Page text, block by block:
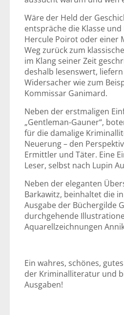
Wäre der Held der
entspräche die Klasse
Hercule Poirot oder einer
Weg zurück zum
im Klang seiner Zeit
deshalb lesenswert,
Widersacher wie zum
Kommissar Ganimard.
Neben der erstmaligen
„Gentleman-Gauner“,
für die damalige
Neuerung – den
Ermittler und Täter. Eine
Leser, selbst nach Lupin
Neben der eleganten
Barkawitz, beinhaltet die
Ausgabe der Büchergilde
durchgehende
Aquarellzeichnungen
Ein wahres, schönes,
der Kriminalliteratur und
Ausgaben!